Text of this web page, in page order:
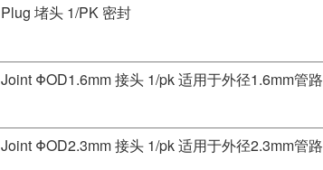
Plug 堵头 1/PK 密封
Joint ΦOD1.6mm 接头 1/pk 适用于外径1.6mm管路
Joint ΦOD2.3mm 接头 1/pk 适用于外径2.3mm管路